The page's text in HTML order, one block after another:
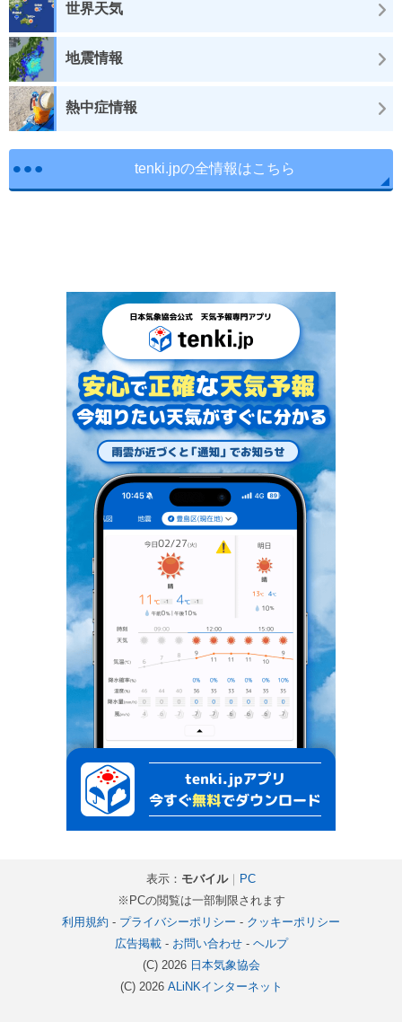
世界天気
地震情報
熱中症情報
tenki.jpの全情報はこちら
表示： モバイル｜
PC
※PCの閲覧は一部制限されます
利用規約 - プライバシーポリシー - クッキーポリシー
広告掲載- お問い合わせ- ヘルプ
(C) 2026 日本気象協会
(C) 2026 ALiNKインターネット